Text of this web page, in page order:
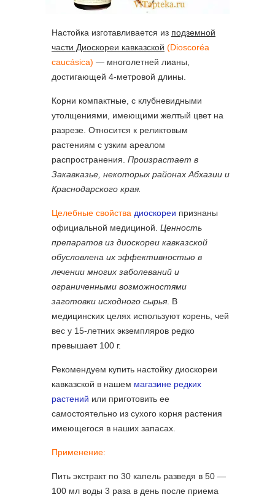
Настойка изготавливается из подземной
части Диоскореи кавказской (Dioscoréa
caucásica) — многолетней лианы,
достигающей 4-метровой длины.
Корни компактные, с клубневидными
утолщениями, имеющими желтый цвет на
разрезе. Относится к реликтовым
растениям с узким ареалом
распространения. Произрастает в
Закавказье, некоторых районах Абхазии и
Краснодарского края.
Целебные свойства диоскореи признаны
официальной медициной. Ценность
препаратов из диоскореи кавказской
обусловлена их эффективностью в
лечении многих заболеваний и
ограниченными возможностями
заготовки исходного сырья . В
медицинских целях используют корень, чей
вес у 15-летних экземпляров редко
превышает 100 г.
Рекомендуем купить настойку диоскореи
кавказской в нашем магазине редких
растений или приготовить ее
самостоятельно из сухого корня растения
имеющегося в наших запасах.
Применение:
Пить экстракт по 30 капель разведя в 50 —
100 мл воды 3 раза в день после приема